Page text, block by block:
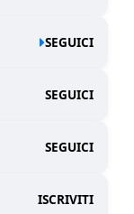
SEGUICI
SEGUICI
SEGUICI
ISCRIVITI